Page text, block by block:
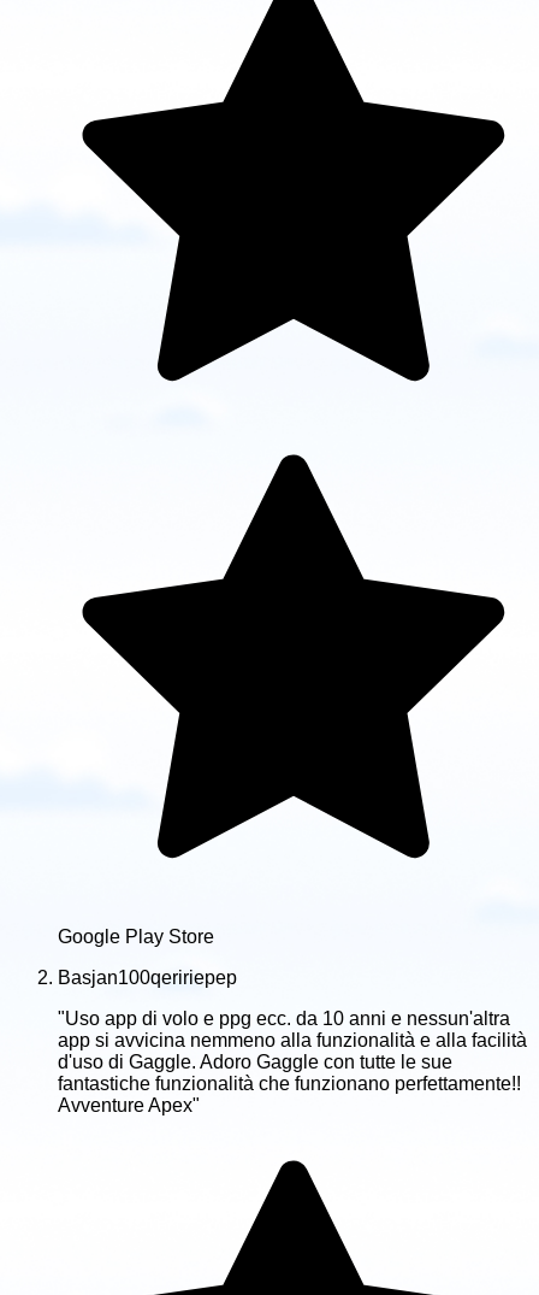
Google Play Store
Basjan100qeririepep
"Uso app di volo e ppg ecc. da 10 anni e nessun'altra
app si avvicina nemmeno alla funzionalità e alla facilità
d'uso di Gaggle. Adoro Gaggle con tutte le sue
fantastiche funzionalità che funzionano perfettamente!!
Avventure Apex"